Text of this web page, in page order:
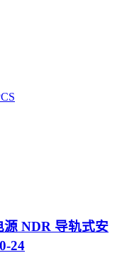
NDR 导轨式安
24